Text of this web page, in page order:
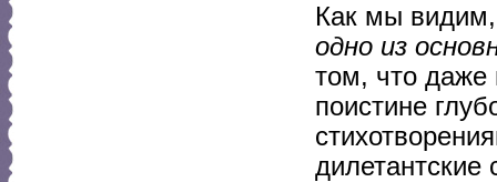
Как мы
одно из
том, что даже
поистине
дилетантские